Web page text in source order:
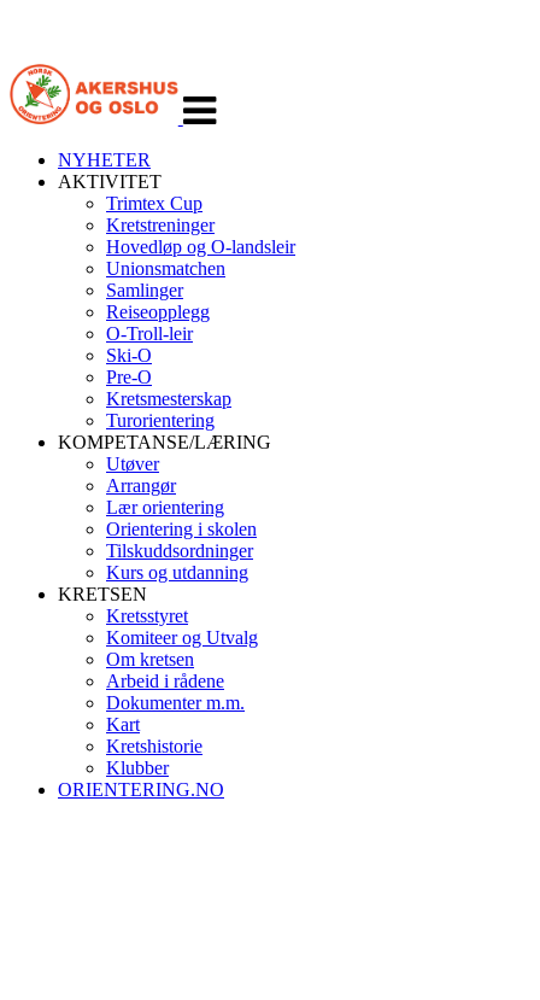
navigasjon
NYHETER
AKTIVITET
Trimtex Cup
Kretstreninger
Hovedløp og O-landsleir
Unionsmatchen
Samlinger
Reiseopplegg
O-Troll-leir
Ski-O
Pre-O
Kretsmesterskap
Turorientering
KOMPETANSE/LÆRING
Utøver
Arrangør
Lær orientering
Orientering i skolen
Tilskuddsordninger
Kurs og utdanning
KRETSEN
Kretsstyret
Komiteer og Utvalg
Om kretsen
Arbeid i rådene
Dokumenter m.m.
Kart
Kretshistorie
Klubber
ORIENTERING.NO